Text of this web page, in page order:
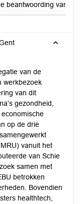
beantwoording van
van de
werkbezoek
van dit
gezondheid,
op de drie
vanuit het
van Schie
samen met
betrokken
Bovendien
healthtech,